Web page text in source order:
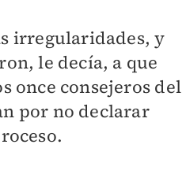
irregularidades, y
le decía, a que
once consejeros del
por no declarar